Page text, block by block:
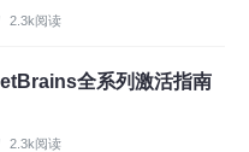
2.3k阅读
全系列激活指南
2.3k阅读